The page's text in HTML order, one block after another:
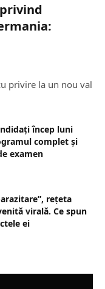
privire la un nou val
încep luni
complet și
examen
rețeta
virală. Ce spun
ei